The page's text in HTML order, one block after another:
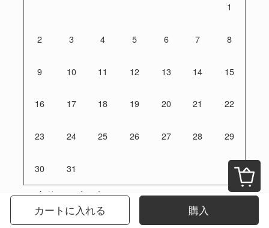
カートに入れる 購入
1
2 3 4 5 6 7 8
9 10 11 12 13 14 15
16 17 18 19 20 21 22
23 24 25 26 27 28 29
30 31
定休日：土日祝
ご注文は24時間受付けております